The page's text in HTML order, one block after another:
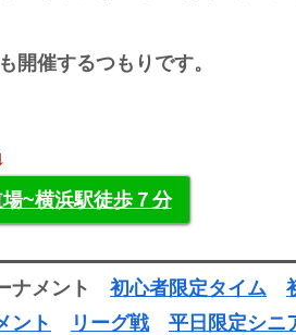
開催するつもりです。
~横浜駅徒歩７分
ナメント 初心者限定タイム
ント リーグ戦 平日限定シニ